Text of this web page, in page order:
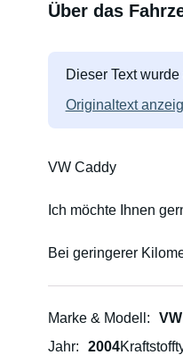
Über das
Dieser Text
Originaltext
VW Caddy
Ich möchte Ihnen
Bei geringerer
Marke & Modell
Jahr
2004